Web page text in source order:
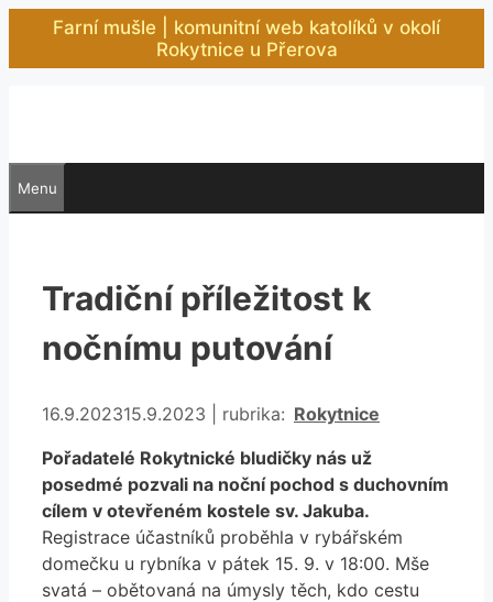
Přeskočit
obsah
Farní mušle | komunitní web katolíků v okolí
Rokytnice u Přerova
Menu
Tradiční příležitost k
nočnímu putování
16.9.202315.9.2023 rubrika: Rubriky
Rokytnice
Pořadatelé Rokytnické bludičky nás už
posedmé pozvali na noční pochod s duchovním
cílem v otevřeném kostele sv. Jakuba.
Registrace účastníků proběhla v rybářském
domečku u rybníka v pátek 15. 9. v 18:00. Mše
svatá – obětovaná na úmysly těch, kdo cestu